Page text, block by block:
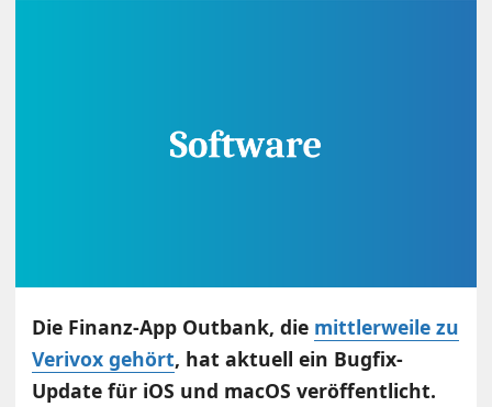
Die Finanz-App Outbank, die mittlerweile zu
Verivox gehört, hat aktuell ein Bugfix-
Update für iOS und macOS veröffentlicht.